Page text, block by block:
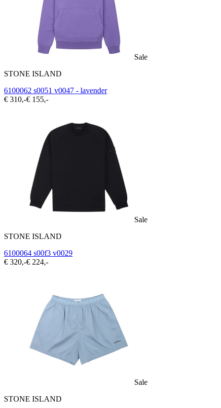
Sale
STONE ISLAND
6100062 s0051 v0047 - lavender
€ 310,-€ 155,-
Sale
STONE ISLAND
6100064 s00f3 v0029
€ 320,-€ 224,-
Sale
STONE ISLAND